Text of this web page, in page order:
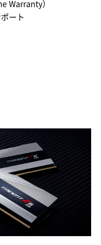
Warranty）
ート